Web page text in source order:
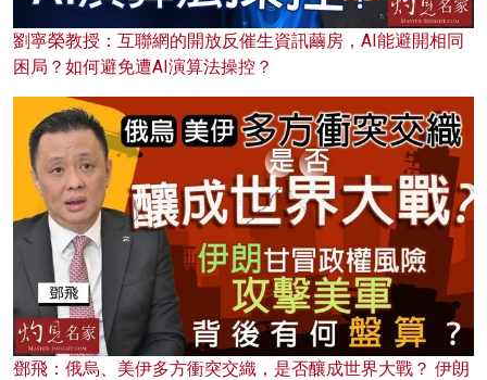
劉寧榮教授：互聯網的開放反催生資訊繭房，AI能避開相同
困局？如何避免遭AI演算法操控？
鄧飛：俄烏、美伊多方衝突交織，是否釀成世界大戰？ 伊朗